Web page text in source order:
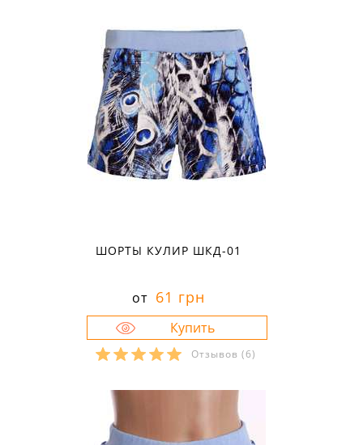
ШОРТЫ КУЛИР ШКД-01
от 61 грн
Отзывов (6)